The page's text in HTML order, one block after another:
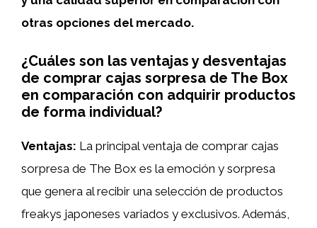
otras opciones del mercado.
¿Cuáles son las ventajas y desventajas
de comprar cajas sorpresa de The Box
en comparación con adquirir productos
de forma individual?
Ventajas: La principal ventaja de comprar cajas
sorpresa de The Box es la emoción y sorpresa
que genera al recibir una selección de productos
freakys japoneses variados y exclusivos. Además,